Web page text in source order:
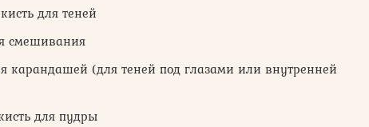
для теней
смешивания
карандашей (для теней под глазами или внутренней
для пудры